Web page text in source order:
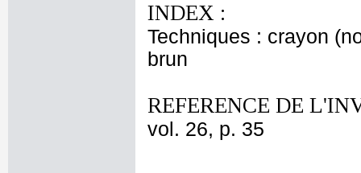
INDEX :
Techniques : crayon
brun
REFERENCE DE
vol. 26, p. 35